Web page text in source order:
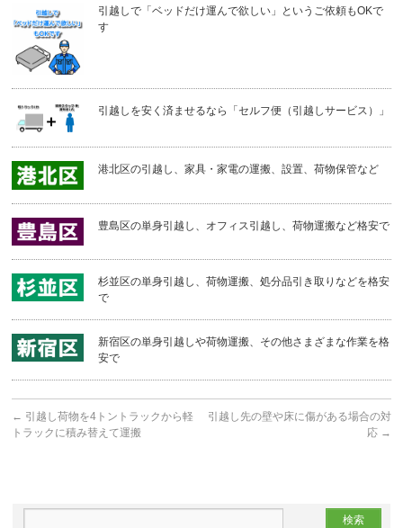
引越しで「ベッドだけ運んで欲しい」というご依頼もOKで
す
引越しを安く済ませるなら「セルフ便（引越しサービス）」
港北区の引越し、家具・家電の運搬、設置、荷物保管など
豊島区の単身引越し、オフィス引越し、荷物運搬など格安で
杉並区の単身引越し、荷物運搬、処分品引き取りなどを格安
で
新宿区の単身引越しや荷物運搬、その他さまざまな作業を格
安で
← 引越し荷物を4トントラックから軽
トラックに積み替えて運搬
引越し先の壁や床に傷がある場合の対
応 →